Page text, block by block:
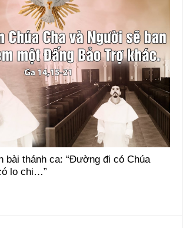
bài thánh ca: “Đường đi có Chúa
lo chi…”